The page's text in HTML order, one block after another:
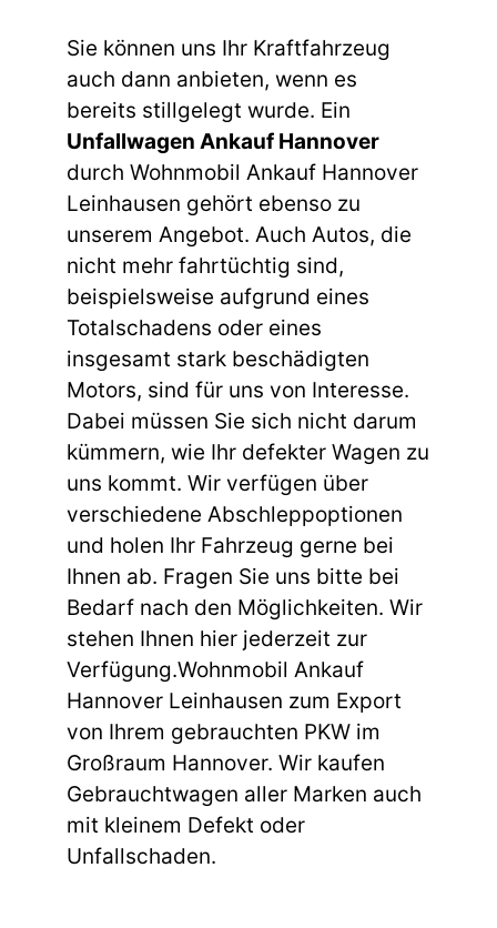
Sie können uns Ihr Kraftfahrzeug
auch dann anbieten, wenn es
bereits stillgelegt wurde. Ein
Unfallwagen Ankauf Hannover
durch Wohnmobil Ankauf Hannover
Leinhausen gehört ebenso zu
unserem Angebot. Auch Autos, die
nicht mehr fahrtüchtig sind,
beispielsweise aufgrund eines
Totalschadens oder eines
insgesamt stark beschädigten
Motors, sind für uns von Interesse.
Dabei müssen Sie sich nicht darum
kümmern, wie Ihr defekter Wagen zu
uns kommt. Wir verfügen über
verschiedene Abschleppoptionen
und holen Ihr Fahrzeug gerne bei
Ihnen ab. Fragen Sie uns bitte bei
Bedarf nach den Möglichkeiten. Wir
stehen Ihnen hier jederzeit zur
Verfügung.Wohnmobil Ankauf
Hannover Leinhausen zum Export
von Ihrem gebrauchten PKW im
Großraum Hannover. Wir kaufen
Gebrauchtwagen aller Marken auch
mit kleinem Defekt oder
Unfallschaden.